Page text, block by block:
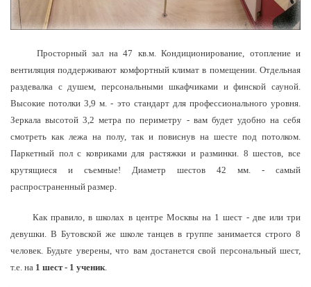
Просторный зал на 47 кв.м. Кондиционирование, отопление и
вентиляция поддерживают комфортный климат в помещении. Отдельная
раздевалка с душем, персональными шкафчиками и финской сауной.
Высокие потолки 3,9 м. - это стандарт для профессионального уровня.
Зеркала высотой 3,2 метра по периметру - вам будет удобно на себя
смотреть как лежа на полу, так и повиснув на шесте под потолком.
Паркетный пол с ковриками для растяжки и разминки. 8 шестов, все
крутящиеся и съемные! Диаметр шестов 42 мм. - самый
распространенный размер.
Как правило, в школах в центре Москвы на 1 шест - две или три
девушки. В Бутовской же школе танцев в группе занимается строго 8
человек. Будьте уверены, что вам достанется свой персональный шест,
т.е. на 1 шест - 1 ученик.